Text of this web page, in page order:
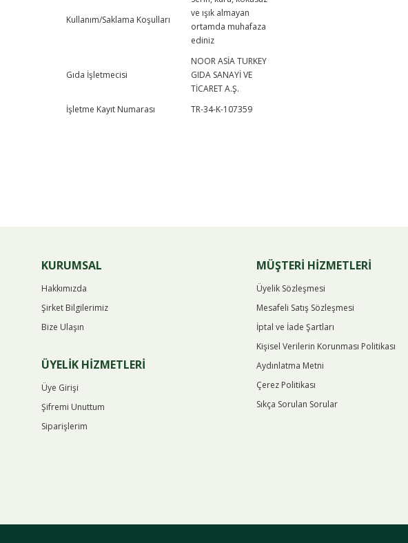
Kullanım/Saklama Koşulları
ve ışık almayan
ortamda muhafaza
ediniz
Gıda İşletmecisi
NOOR ASİA TURKEY
GIDA SANAYİ VE
TİCARET A.Ş.
İşletme Kayıt Numarası
TR-34-K-107359
KURUMSAL
Hakkımızda
Şirket Bilgilerimiz
Bize Ulaşın
ÜYELİK HİZMETLERİ
Üye Girişi
Şifremi Unuttum
Siparişlerim
MÜŞTERİ HİZMETLERİ
Üyelik Sözleşmesi
Mesafeli Satış Sözleşmesi
İptal ve İade Şartları
Kişisel Verilerin Korunması Politikası
Aydınlatma Metni
Çerez Politikası
Sıkça Sorulan Sorular